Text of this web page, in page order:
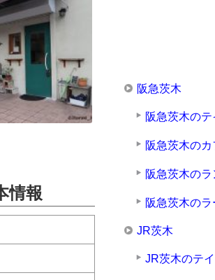
情報
阪急茨木
阪急茨木のテ
阪急茨木のカ
阪急茨木のラ
阪急茨木のラ
JR茨木
JR茨木のテ